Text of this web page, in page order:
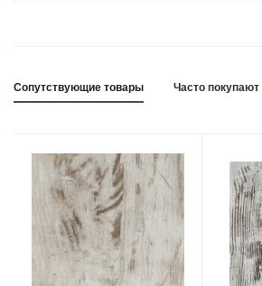
Сопутствующие товары Часто покупают